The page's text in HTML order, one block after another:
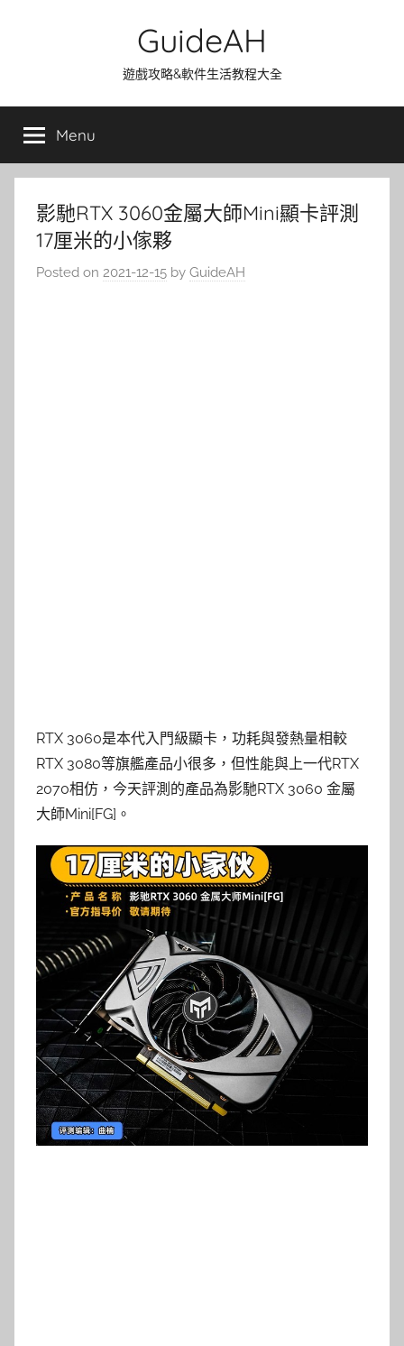
GuideAH
遊戲攻略&軟件生活教程大全
Menu
影馳RTX 3060金屬大師Mini顯卡評測
17厘米的小傢夥
Posted on 2021-12-15 by GuideAH
RTX 3060是本代入門級顯卡，功耗與發熱量相較
RTX 3080等旗艦產品小很多，但性能與上一代RTX
2070相仿，今天評測的產品為影馳RTX 3060 金屬
大師Mini[FG]。